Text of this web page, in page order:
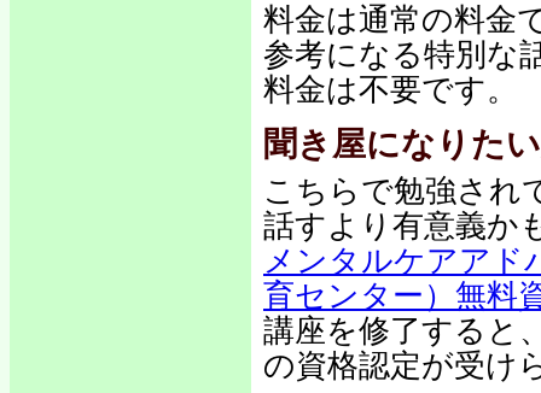
料金は通常の料金
参考になる特別な
料金は不要です。
聞き屋になりた
こちらで勉強され
話すより有意義か
メンタルケアアド
育センター）無料
講座を修了すると
の資格認定が受け